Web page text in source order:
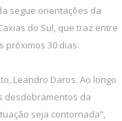
segue orientações da
do Sul, que traz entre
próximos 30 dias.
Leandro Daros. Ao longo
desdobramentos da
seja contornada”,